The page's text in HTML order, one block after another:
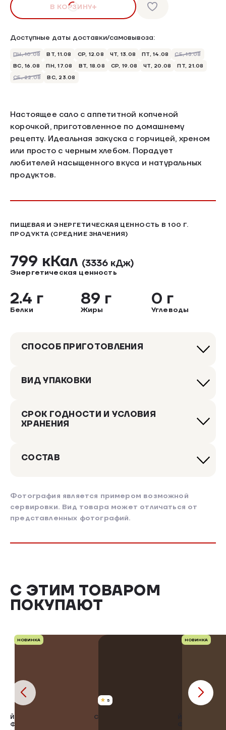
Доступные даты доставки/самовывоза:
ПН, 10.08 ВТ, 11.08 СР, 12.08 ЧТ, 13.08 ПТ, 14.08
СБ, 15.08
ВС, 16.08
ПН, 17.08 ВТ, 18.08 СР, 19.08 ЧТ, 20.08
ПТ, 21.08
СБ, 22.08
ВС, 23.08
В КОРЗИНУ
Настоящее сало с аппетитной копченой
корочкой, приготовленное по домашнему
рецепту. Идеальная закуска с горчицей, хреном
или просто с черным хлебом. Порадует
любителей насыщенного вкуса и натуральных
продуктов.
ПИЩЕВАЯ И ЭНЕРГЕТИЧЕСКАЯ ЦЕННОСТЬ В 100 Г.
ПРОДУКТА (СРЕДНИЕ ЗНАЧЕНИЯ)
799 кКал (3336 кДж)
Энергетическая ценность
2.4 г
Белки
89 г
Жиры
0 г
Углеводы
СПОСОБ ПРИГОТОВЛЕНИЯ
ВИД УПАКОВКИ
СРОК ГОДНОСТИ И УСЛОВИЯ
ХРАНЕНИЯ
СОСТАВ
Фотография является примером возможной
сервировки. Вид товара может отличаться от
представленных фотографий.
С ЭТИМ ТОВАРОМ
ПОКУПАЮТ
НОВИНКА
ЙОГУРТ ГРЕЧЕСКИЙ С
ФРУКТОВЫМ
5
СЫР "МОЦАРЕЛЛА"
НОВИНКА